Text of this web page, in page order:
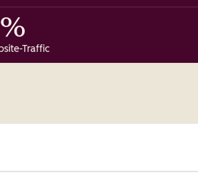
Traffic